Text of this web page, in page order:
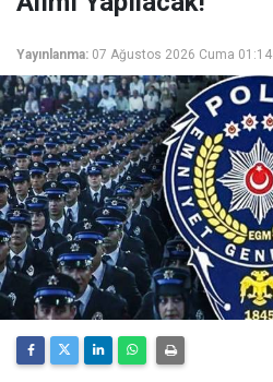
Yayınlanma: 07 Ağustos 2026 Cuma 01:14